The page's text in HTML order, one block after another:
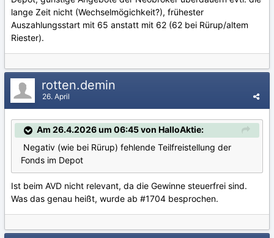
lange Zeit nicht (Wechselmögichkeit?), frühester
Auszahlungsstart mit 65 anstatt mit 62 (62 bei Rürup/altem
Riester).
rotten.demin
26. April
Am 26.4.2026 um 06:45 von HalloAktie:
Negativ (wie bei Rürup) fehlende Teilfreistellung der
Fonds im Depot
Ist beim AVD nicht relevant, da die Gewinne steuerfrei sind.
Was das genau heißt, wurde ab #1704 besprochen.